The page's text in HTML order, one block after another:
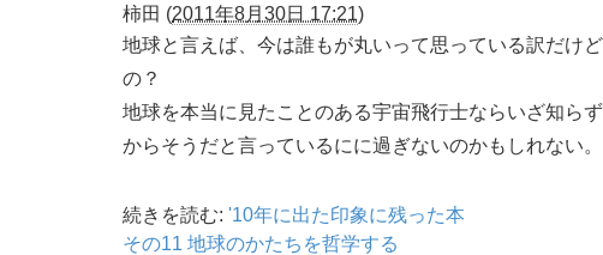
柿田 (2011年8月30日 17:21)
地球と言えば、今は誰もが丸いって思っている訳だけ
の？
地球を本当に見たことのある宇宙飛行士ならいざ知ら
からそうだと言っているにに過ぎないのかもしれない。
続きを読む: '10年に出た印象に残った本
その11 地球のかたちを哲学する